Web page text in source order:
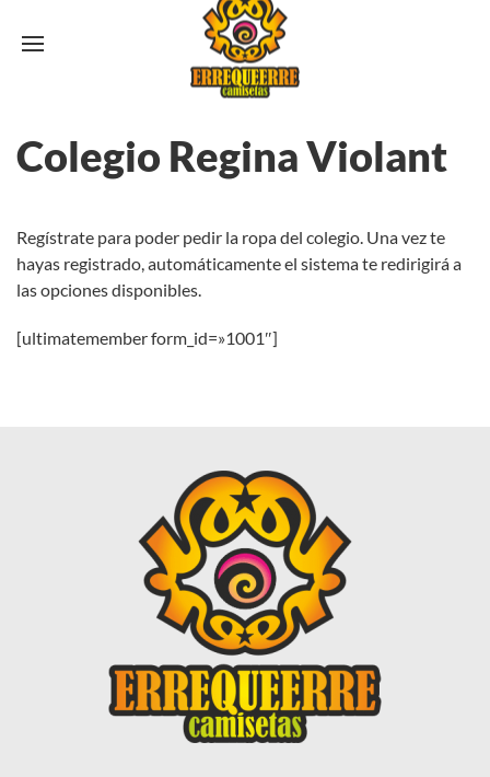
Colegio Regina Violant
Regístrate para poder pedir la ropa del colegio. Una vez te
hayas registrado, automáticamente el sistema te redirigirá a
las opciones disponibles.
[ultimatemember form_id=»1001″]